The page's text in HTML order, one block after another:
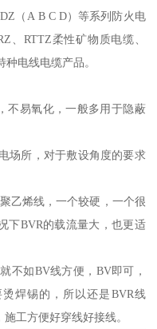
（A B C D）等系列防火电
、RTTZ柔性矿物质电缆、
电线电缆产品。
不易氧化，一般多用于隐蔽
场所，对于敷设角度的要求
乙烯线，一个较硬，一个很
下BVR的载流量大，也更适
不如BV线方便，BV即可，
焊锡的，所以还是BVR线
工方便好穿线好接线。